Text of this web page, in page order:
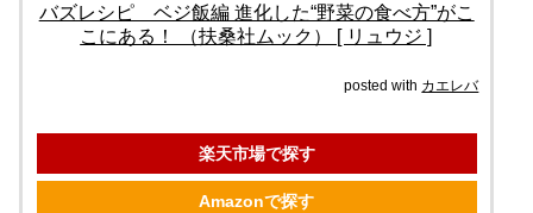
バズレシピ ベジ飯編 進化した“野菜の食べ方”がこ
こにある！ （扶桑社ムック） [ リュウジ ]
posted with カエレバ
楽天市場で探す
Amazonで探す